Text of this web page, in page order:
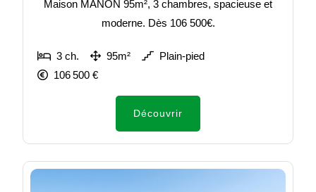
Maison MANON 95m², 3 chambres, spacieuse et
moderne. Dès 106 500€.
3 ch. 95m²
Plain-pied
106 500 €
Découvrir